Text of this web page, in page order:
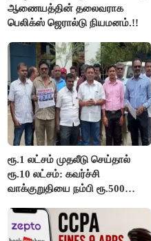
ஆணையத்தின் தலைவராக
பெலிக்ஸ் ஜெரால்டு நியமனம்.!!
ரூ.1 லட்சம் முதலீடு செய்தால்
ரூ.10 லட்சம்: கவர்ச்சி
வாக்குறுதியை நம்பி ரூ.500
மக்கள்!